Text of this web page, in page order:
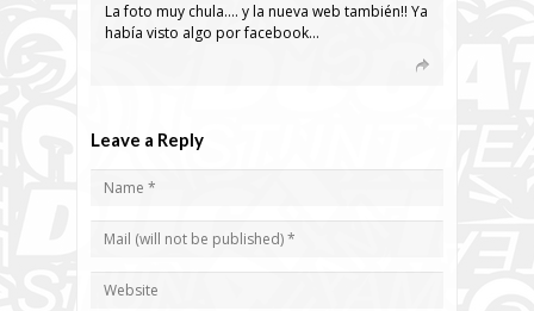
La foto muy chula…. y la nueva web también!! Ya
había visto algo por facebook…
Leave a Reply